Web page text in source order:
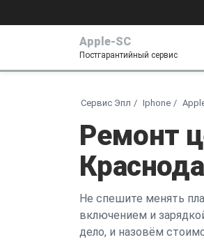
Apple-SC
Постгарантийный сервис
Сервис Эпл Iphone
Ремонт
Не спешите менять
включением и
дело, и назовём